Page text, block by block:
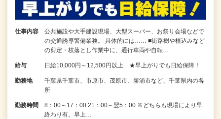
仕事内容
公共施設や大手建設現場、大型スーパー、お祭り会場などで
の交通誘導警備業務。 具体的には…… ■街路樹や植込みなど
の剪定・枝落とし作業中に、通行車両や自転…
給与 日給10,000円～12,500円以上 ★早上がりでも日給保障！
勤務地
千葉県千葉市、市原市、茂原市、勝浦市など、千葉県内の各
所
勤務時間
8：00～17：00 21：00～翌5：00 ※どちらも現場により早
終わり有。早上…